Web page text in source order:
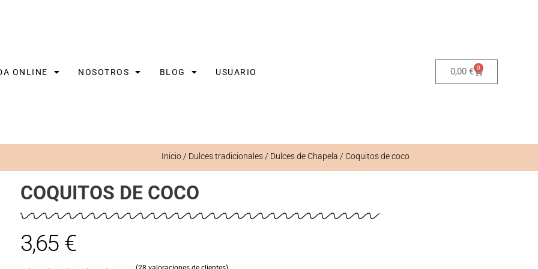
ONLINE NOSOTROS BLOG USUARIO 0,00 € 0
Inicio / Dulces tradicionales / Dulces de Chapela / Coquitos de coco
COQUITOS DE COCO
3,65 €